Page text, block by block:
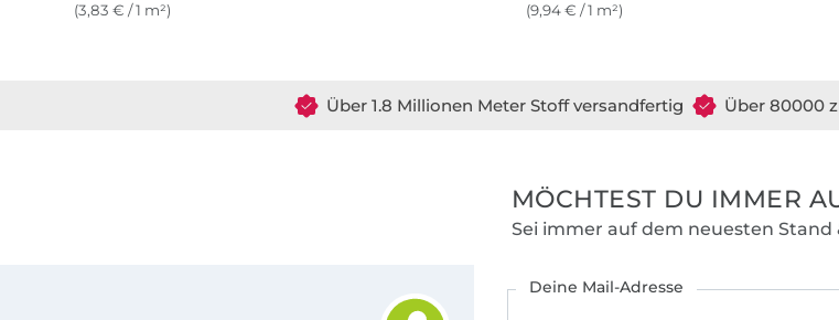
eure Sandra.
(3,83 € / 1 m²) (9,94 € / 1 m²)
Über 1.8 Millionen Meter Stoff versandfertig Über 80000
MÖCHTEST DU IMMER
Sei immer auf dem neuesten Stand
Deine Mail-Adresse